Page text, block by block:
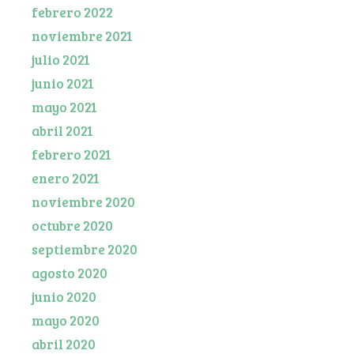
febrero 2022
noviembre 2021
julio 2021
junio 2021
mayo 2021
abril 2021
febrero 2021
enero 2021
noviembre 2020
octubre 2020
septiembre 2020
agosto 2020
junio 2020
mayo 2020
abril 2020